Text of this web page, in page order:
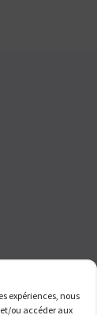
expériences, nous
ou accéder aux